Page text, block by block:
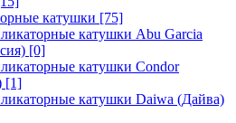
катушки [75]
катушки Abu Garcia
[0]
катушки Condor
[1]
катушки Daiwa (Дайва)